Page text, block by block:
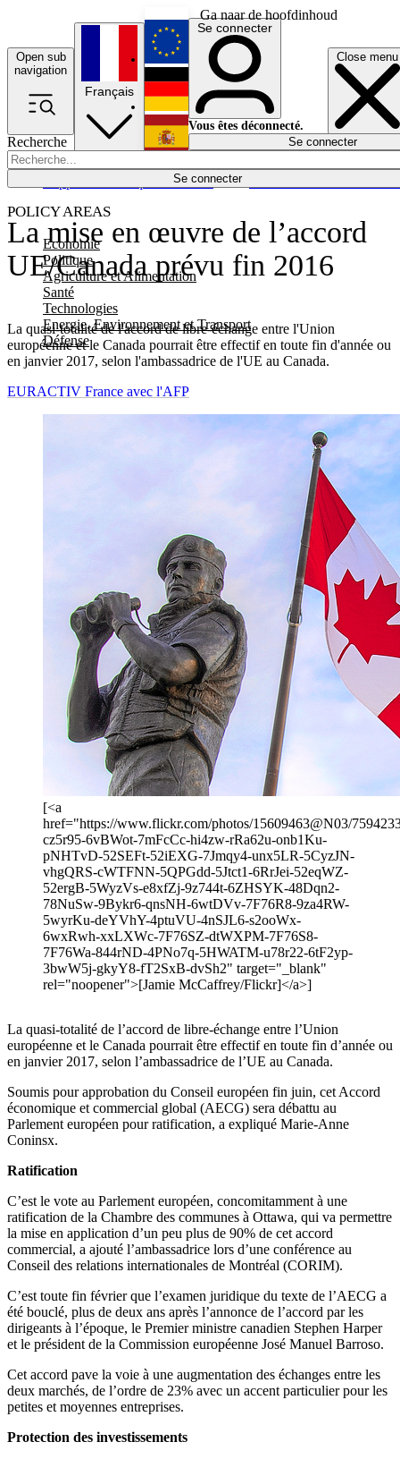
Ga naar de hoofdinhoud
Open sub
navigation
Close menu
Recherche
Se connecter
POLICY AREAS
Economie
Politique
Agriculture et Alimentation
Santé
Technologies
Energie, Environnement et Transport
Défense
Économie
Français
English
Deutsch
Español
Se connecter
Vous êtes déconnecté.
Se connecter
La mise en œuvre de l’accord
UE/Canada prévu fin 2016
La quasi-totalité de l'accord de libre-échange entre l'Union
européenne et le Canada pourrait être effectif en toute fin d'année ou
en janvier 2017, selon l'ambassadrice de l'UE au Canada.
EURACTIV France avec l'AFP
[<a
href="https://www.flickr.com/photos/15609463@N03/
cz5r95-6vBWot-7mFcCc-hi4zw-rRa62u-onb1Ku-
pNHTvD-52SEFt-52iEXG-7Jmqy4-unx5LR-5CyzJN-
vhgQRS-cWTFNN-5QPGdd-5Jtct1-6RrJei-52eqWZ-
52ergB-5WyzVs-e8xfZj-9z744t-6ZHSYK-48Dqn2-
78NuSw-9Bykr6-qnsNH-6wtDVv-7F76R8-9za4RW-
5wyrKu-deYVhY-4ptuVU-4nSJL6-s2ooWx-
6wxRwh-xxLXWc-7F76SZ-dtWXPM-7F76S8-
7F76Wa-844rND-4PNo7q-5HWATM-u78r22-6tF2yp-
3bwW5j-gkyY8-fT2SxB-dvSh2" target="_blank"
rel="noopener">[Jamie McCaffrey/Flickr]</a>]
La quasi-totalité de l’accord de libre-échange entre l’Union
européenne et le Canada pourrait être effectif en toute fin d’année ou
en janvier 2017, selon l’ambassadrice de l’UE au Canada.
Soumis pour approbation du Conseil européen fin juin, cet Accord
économique et commercial global (AECG) sera débattu au
Parlement européen pour ratification, a expliqué Marie-Anne
Coninsx.
Ratification
C’est le vote au Parlement européen, concomitamment à une
ratification de la Chambre des communes à Ottawa, qui va permettre
la mise en application d’un peu plus de 90% de cet accord
commercial, a ajouté l’ambassadrice lors d’une conférence au
Conseil des relations internationales de Montréal (CORIM).
C’est toute fin février que l’examen juridique du texte de l’AECG a
été bouclé, plus de deux ans après l’annonce de l’accord par les
dirigeants à l’époque, le Premier ministre canadien Stephen Harper
et le président de la Commission européenne José Manuel Barroso.
Cet accord pave la voie à une augmentation des échanges entre les
deux marchés, de l’ordre de 23% avec un accent particulier pour les
petites et moyennes entreprises.
Protection des investissements